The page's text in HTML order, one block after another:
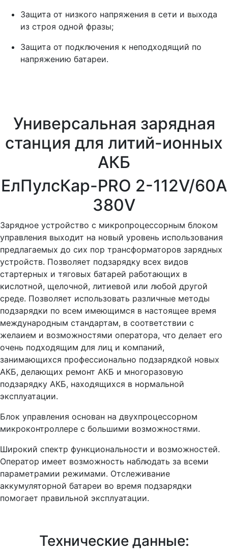
Защита от низкого напряжения в сети и выхода
из строя одной фразы;
Защита от подключения к неподходящий по
напряжению батареи.
Универсальная зарядная
станция для литий-ионных
АКБ
ЕлПулсКар-PRO 2-112V/60A
380V
Зарядное устройство с микропроцессорным блоком
управления выходит на новый уровень использования
предлагаемых до сих пор трансформаторов зарядных
устройств. Позволяет подзарядку всех видов
стартерных и тяговых батарей работающих в
кислотной, щелочной, литиевой или любой другой
среде. Позволяет использовать различные методы
подзарядки по всем имеющимся в настоящее время
международным стандартам, в соответствии с
желаием и возможностями оператора, что делает его
очень подходящим для лиц и компаний,
занимающихся профессионально подзарядкой новых
АКБ, делающих ремонт АКБ и многоразовую
подзарядку АКБ, находящихся в нормальной
эксплуатации.
Блок управления основан на двухпроцессорном
микроконтроллере с большими возможностями.
Широкий спектр функциональности и возможностей.
Оператор имеет возможность наблюдать за всеми
параметрамии режимами. Отслеживание
аккумуляторной батареи во время подзарядки
помогает правильной эксплуатации.
Технические данные: